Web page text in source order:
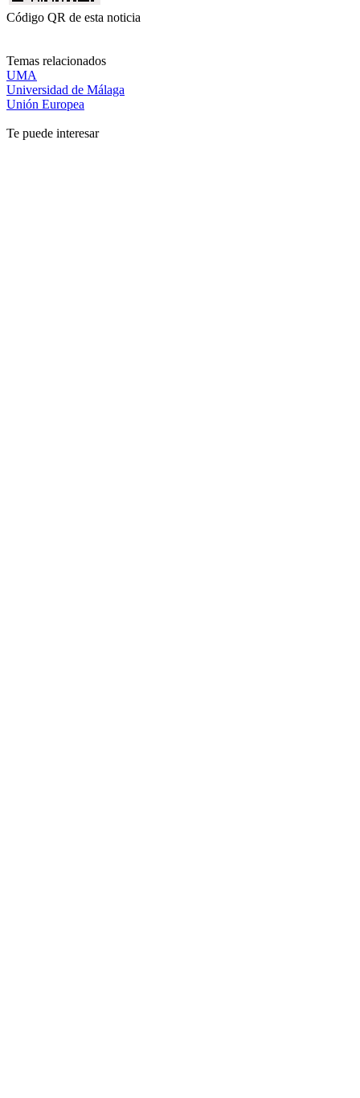
Código QR de esta noticia
Temas relacionados
UMA
Universidad de Málaga
Unión Europea
Te puede interesar